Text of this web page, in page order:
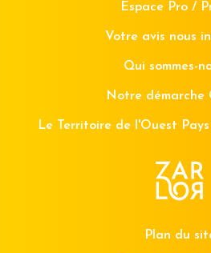
Espace Pro /
Votre avis nous
Qui sommes-
Notre démarche
Le Territoire de l'Ouest
Plan du